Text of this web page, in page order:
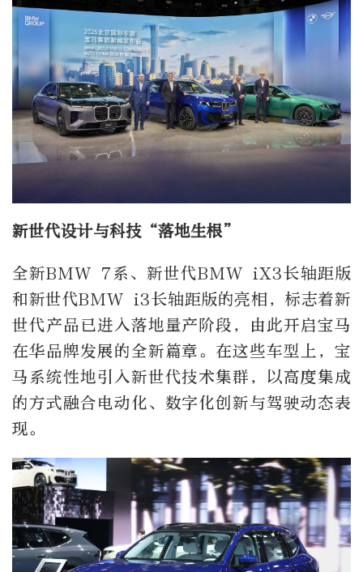
新世代设计与科技“落地生根”
全新BMW 7系、新世代BMW iX3长轴距版
和新世代BMW i3长轴距版的亮相，标志着新
世代产品已进入落地量产阶段，由此开启宝马
在华品牌发展的全新篇章。在这些车型上，宝
马系统性地引入新世代技术集群，以高度集成
的方式融合电动化、数字化创新与驾驶动态表
现。